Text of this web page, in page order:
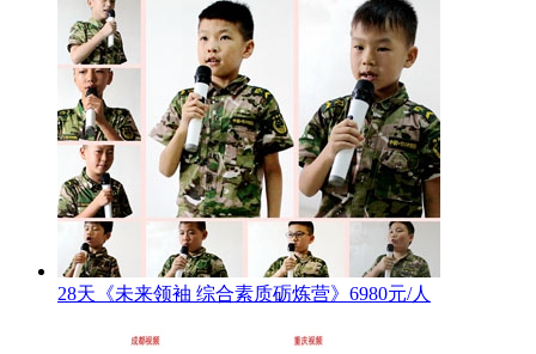
28天《未来领袖 综合素质砺炼营》6980元/人